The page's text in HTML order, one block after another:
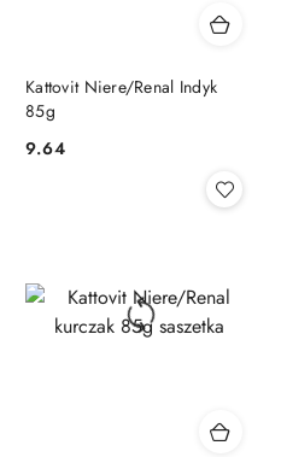
Kattovit Niere/Renal Indyk
85g
Cena:
9.64